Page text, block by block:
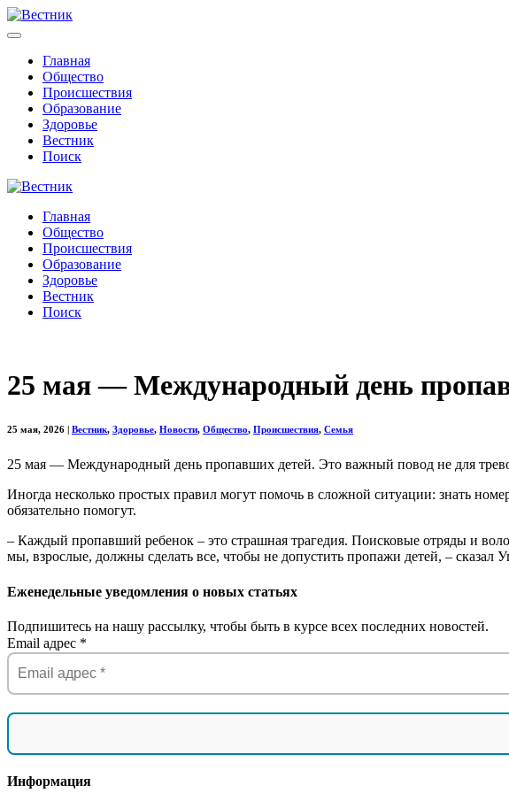
Главная
Общество
Происшествия
Образование
Здоровье
Вестник
Поиск
Главная
Общество
Происшествия
Образование
Здоровье
Вестник
Поиск
25 мая — Международный день
25 мая, 2026 Вестник, Здоровье, Новости, Общество, Происшествия, Семья
25 мая — Международный день пропавших детей. Это важный повод не для
Иногда несколько простых правил могут помочь в сложной ситуации: знать
обязательно помогут.
– Каждый пропавший ребенок – это страшная трагедия. Поисковые отряды и
мы, взрослые, должны сделать все, чтобы не допустить пропажи детей, –
Еженедельные уведомления о новых статьях
Подпишитесь на нашу рассылку, чтобы быть в курсе всех последних новостей.
Email адрес *
Информация